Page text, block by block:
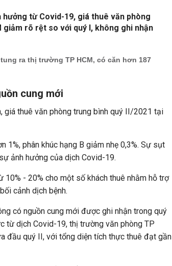
từ Covid-19, giá thuê văn phòng
giảm rõ rệt so với quý I, không ghi nhận
ra thị trường TP HCM, có căn hơn 187
cung mới
giá thuê văn phòng trung bình quý II/2021 tại
1%, phân khúc hạng B giảm nhẹ 0,3%. Sự sụt
ảnh hưởng của dịch Covid-19.
- 20% cho một số khách thuê nhằm hỗ trợ
cảnh dịch bệnh.
có nguồn cung mới được ghi nhận trong quý
từ dịch Covid-19, thị trường văn phòng TP
đầu quý II, với tổng diện tích thực thuê đạt gần